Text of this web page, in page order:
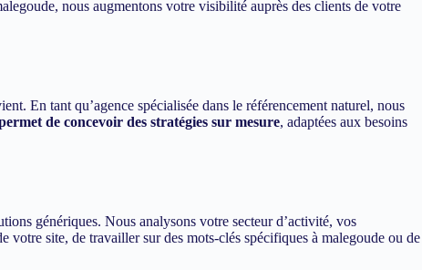
nous augmentons votre visibilité auprès des clients de votre
En tant qu’agence spécialisée dans le référencement naturel, nous
de concevoir des stratégies sur mesure, adaptées aux besoins
génériques. Nous analysons votre secteur d’activité, vos
votre site, de travailler sur des mots-clés spécifiques à malegoude ou de